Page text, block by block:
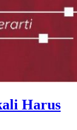
Harus